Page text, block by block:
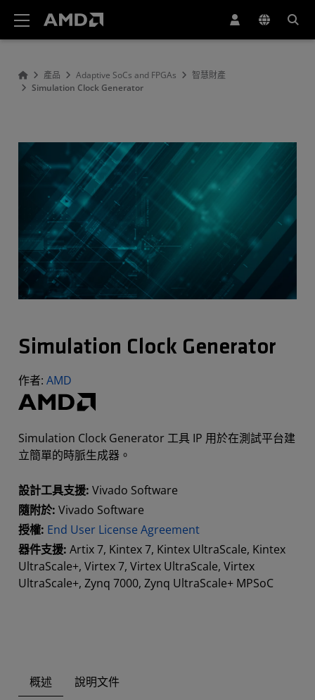
產品 Adaptive SoCs and FPGAs
智慧財產
Simulation Clock Generator
Simulation Clock Generator
作者: AMD
Simulation Clock Generator 工具 IP 用於在測試平台建
立簡單的時脈生成器。
設計工具支援: Vivado Software
隨附於: Vivado Software
授權: End User License Agreement
器件支援: Artix 7, Kintex 7, Kintex UltraScale, Kintex
UltraScale+, Virtex 7, Virtex UltraScale, Virtex
UltraScale+, Zynq 7000, Zynq UltraScale+ MPSoC
概述 說明文件